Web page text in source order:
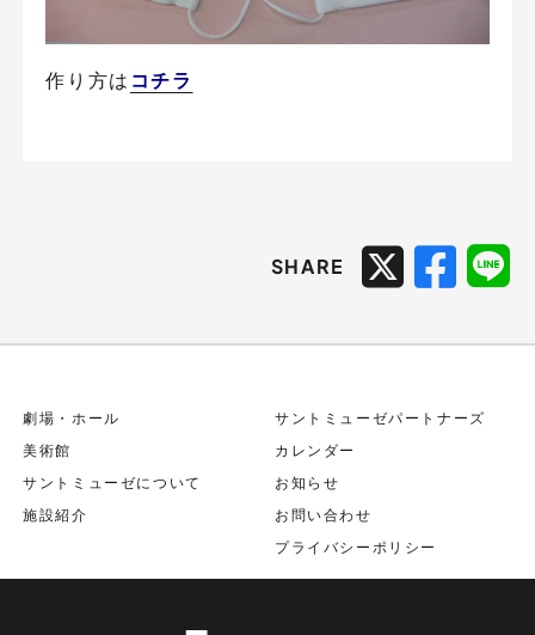
作り方は コチラ
SHARE
劇場・ホール
美術館
サントミューゼについて
施設紹介
サントミューゼパートナーズ
カレンダー
お知らせ
お問い合わせ
プライバシーポリシー